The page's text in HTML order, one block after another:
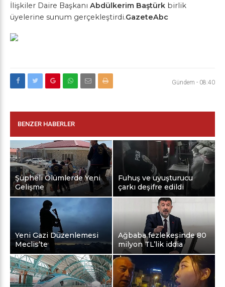
İlişkiler Daire Başkanı Abdülkerim Baştürk birlik
üyelerine sunum gerçekleştirdi.GazeteAbc
Gündem - 08:40
BENZER HABERLER
Şüpheli Ölümlerde Yeni
Gelişme
Fuhuş ve uyuşturucu
çarkı deşifre edildi
Yeni Gazi Düzenlemesi
Meclis’te
Ağbaba fezlekesinde 80
milyon TL’lik iddia